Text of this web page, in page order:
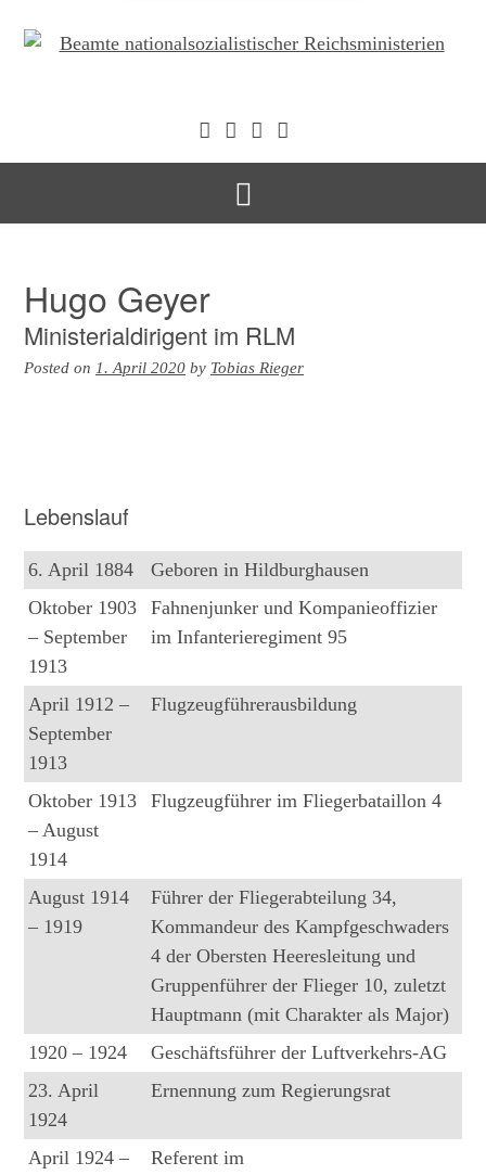
Hugo Geyer
Ministerialdirigent im RLM
Posted on 1. April 2020 by Tobias Rieger
Lebenslauf
6. April 1884
Geboren in Hildburghausen
Oktober 1903
– September
1913
Fahnenjunker und Kompanieoffizier
im Infanterieregiment 95
April 1912 –
September
1913
Flugzeugführerausbildung
Oktober 1913
– August
1914
Flugzeugführer im Fliegerbataillon 4
August 1914
– 1919
Führer der Fliegerabteilung 34,
Kommandeur des Kampfgeschwaders
4 der Obersten Heeresleitung und
Gruppenführer der Flieger 10, zuletzt
Hauptmann (mit Charakter als Major)
1920 – 1924
Geschäftsführer der Luftverkehrs-AG
23. April
1924
Ernennung zum Regierungsrat
April 1924 –
Referent im